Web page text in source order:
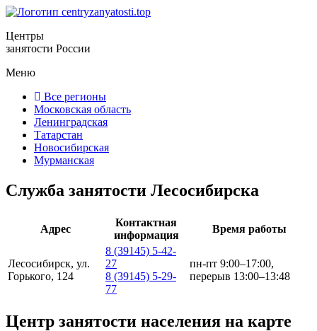
Центры
занятости России
Меню
Все регионы
Московская область
Ленинградская
Татарстан
Новосибирская
Мурманская
Служба занятости Лесосибирска
Адрес
Контактная
информация
Время работы
Лесосибирск, ул.
Горького, 124
8 (39145) 5-42-
27
8 (39145) 5-29-
77
пн-пт 9:00–17:00,
перерыв 13:00–13:48
Центр занятости населения на карте